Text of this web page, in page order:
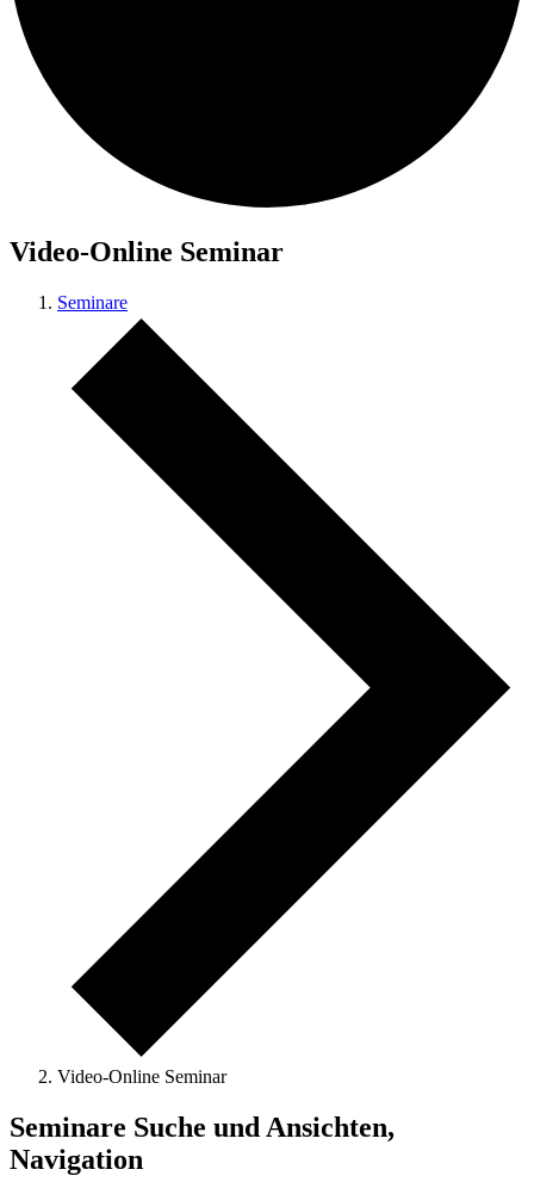
Video-Online Seminar
Seminare
Video-Online Seminar
Seminare
Seminare Suche und Ansichten,
Navigation